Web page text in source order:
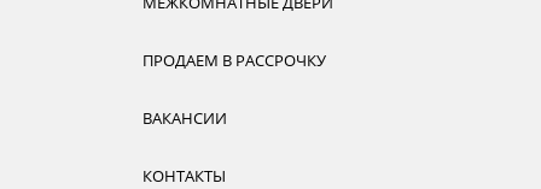
ПРОДАЕМ В РАССРОЧКУ
ВАКАНСИИ
КОНТАКТЫ